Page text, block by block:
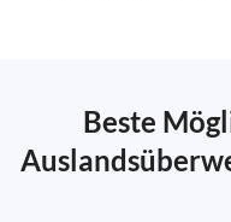
Beste